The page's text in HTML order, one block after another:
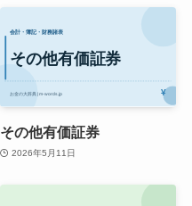
その他有価証券
2026年5月11日